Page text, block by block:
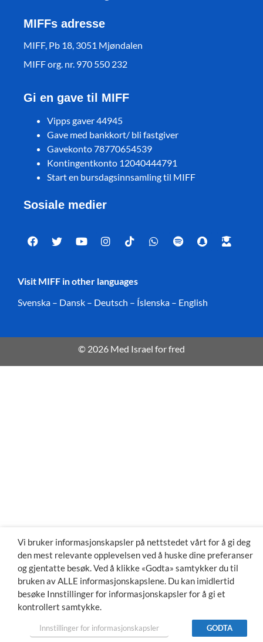
MIFFs adresse
MIFF, Pb 18, 3051 Mjøndalen
MIFF org. nr. 970 550 232
Gi en gave til MIFF
Vipps gaver 44945
Gave med bankkort/ bli fastgiver
Gavekonto 78770654539
Kontingentkonto 12040444791
Start en bursdagsinnsamling til MIFF
Sosiale medier
Visit MIFF in other languages
Svenska – Dansk – Deutsch – Íslenska – English
© 2026 Med Israel for fred
Vi bruker informasjonskapsler på nettstedet vårt for å gi deg
den mest relevante opplevelsen ved å huske dine preferanser
og gjentatte besøk. Ved å klikke «Godta» samtykker du til
bruken av ALLE informasjonskapslene. Du kan imidlertid
besøke Innstillinger for informasjonskapsler for å gi et
kontrollert samtykke.
Innstillinger for informasjonskapsler GODTA